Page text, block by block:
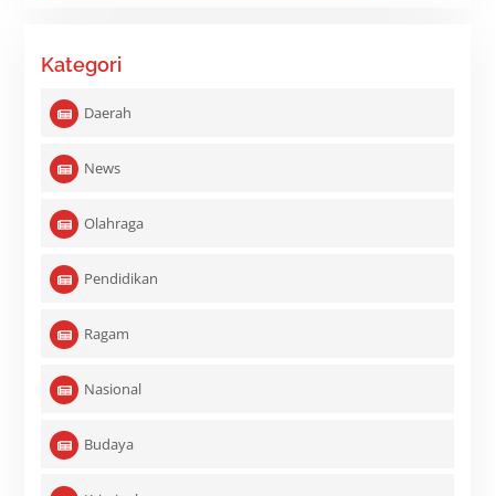
Kategori
Daerah
News
Olahraga
Pendidikan
Ragam
Nasional
Budaya